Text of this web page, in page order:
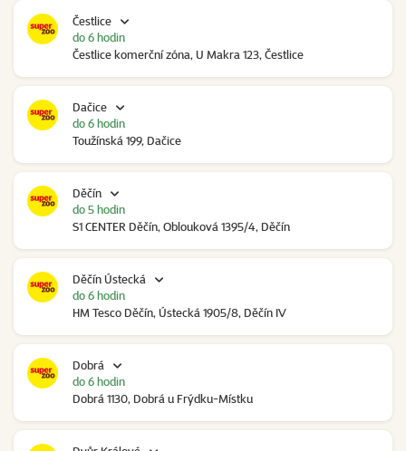
Čestlice
Čestlice komerční zóna, U Makra 123, Čestlice
do 6 hodin
Dačice
Toužínská 199, Dačice
do 6 hodin
Děčín
S1 CENTER Děčín, Oblouková 1395/4, Děčín
do 5 hodin
Děčín Ústecká
HM Tesco Děčín, Ústecká 1905/8, Děčín IV
do 6 hodin
Dobrá
Dobrá 1130, Dobrá u Frýdku-Místku
do 6 hodin